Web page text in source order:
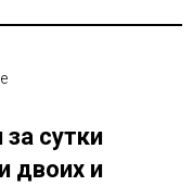
сутки
двоих и